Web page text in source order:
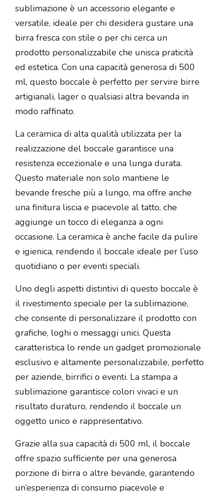
sublimazione è un accessorio elegante e
versatile, ideale per chi desidera gustare una
birra fresca con stile o per chi cerca un
prodotto personalizzabile che unisca praticità
ed estetica. Con una capacità generosa di 500
ml, questo boccale è perfetto per servire birre
artigianali, lager o qualsiasi altra bevanda in
modo raffinato.
La ceramica di alta qualità utilizzata per la
realizzazione del boccale garantisce una
resistenza eccezionale e una lunga durata.
Questo materiale non solo mantiene le
bevande fresche più a lungo, ma offre anche
una finitura liscia e piacevole al tatto, che
aggiunge un tocco di eleganza a ogni
occasione. La ceramica è anche facile da pulire
e igienica, rendendo il boccale ideale per l’uso
quotidiano o per eventi speciali.
Uno degli aspetti distintivi di questo boccale è
il rivestimento speciale per la sublimazione,
che consente di personalizzare il prodotto con
grafiche, loghi o messaggi unici. Questa
caratteristica lo rende un gadget promozionale
esclusivo e altamente personalizzabile, perfetto
per aziende, birrifici o eventi. La stampa a
sublimazione garantisce colori vivaci e un
risultato duraturo, rendendo il boccale un
oggetto unico e rappresentativo.
Grazie alla sua capacità di 500 ml, il boccale
offre spazio sufficiente per una generosa
porzione di birra o altre bevande, garantendo
un’esperienza di consumo piacevole e